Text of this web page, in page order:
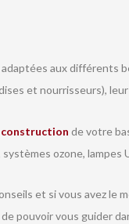
adaptées aux différents
et nourrisseurs),
construction de votre
ozone, lampes
et si vous avez le
pouvoir vous guider